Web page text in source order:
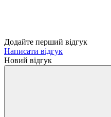
Додайте перший відгук
Написати відгук
Новий відгук